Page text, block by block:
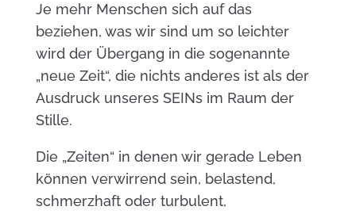
Je mehr Menschen sich auf das
beziehen, was wir sind um so leichter
wird der Übergang in die sogenannte
„neue Zeit“, die nichts anderes ist als der
Ausdruck unseres SEINs im Raum der
Stille.
Die „Zeiten“ in denen wir gerade Leben
können verwirrend sein, belastend,
schmerzhaft oder turbulent,